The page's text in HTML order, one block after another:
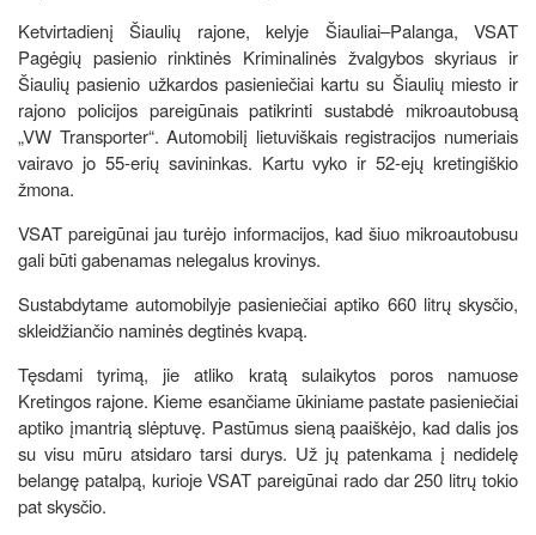
Ketvirtadienį Šiaulių rajone, kelyje Šiauliai–Palanga, VSAT
Pagėgių pasienio rinktinės Kriminalinės žvalgybos skyriaus ir
Šiaulių pasienio užkardos pasieniečiai kartu su Šiaulių miesto ir
rajono policijos pareigūnais patikrinti sustabdė mikroautobusą
„VW Transporter“. Automobilį lietuviškais registracijos numeriais
vairavo jo 55-erių savininkas. Kartu vyko ir 52-ejų kretingiškio
žmona.
VSAT pareigūnai jau turėjo informacijos, kad šiuo mikroautobusu
gali būti gabenamas nelegalus krovinys.
Sustabdytame automobilyje pasieniečiai aptiko 660 litrų skysčio,
skleidžiančio naminės degtinės kvapą.
Tęsdami tyrimą, jie atliko kratą sulaikytos poros namuose
Kretingos rajone. Kieme esančiame ūkiniame pastate pasieniečiai
aptiko įmantrią slėptuvę. Pastūmus sieną paaiškėjo, kad dalis jos
su visu mūru atsidaro tarsi durys. Už jų patenkama į nedidelę
belangę patalpą, kurioje VSAT pareigūnai rado dar 250 litrų tokio
pat skysčio.